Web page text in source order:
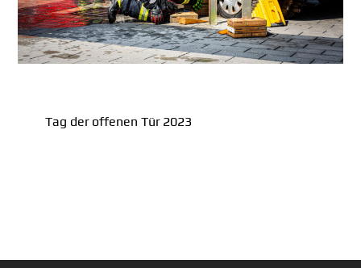
Tag der offenen Tür 2023